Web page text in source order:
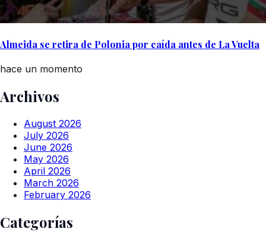
Almeida se retira de Polonia por caída antes de La Vuelta
hace un momento
Archivos
August 2026
July 2026
June 2026
May 2026
April 2026
March 2026
February 2026
Categorías